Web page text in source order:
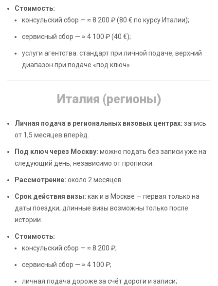
Стоимость:
консульский сбор — ≈ 8 200 ₽ (80 € по курсу Италии);
сервисный сбор — ≈ 4 100 ₽ (40 €);
услуги агентства: стандарт при личной подаче, верхний
диапазон при подаче «под ключ».
Италия (регионы)
Личная подача в региональных визовых центрах: запись
от 1,5 месяцев вперёд.
Под ключ через Москву: можно подать без записи уже на
следующий день, независимо от прописки.
Рассмотрение: около 2 месяцев.
Срок действия визы: как и в Москве — первая только на
даты поездки; длинные визы возможны только после
истории.
Стоимость:
консульский сбор — ≈ 8 200 ₽;
сервисный сбор — ≈ 4 100 ₽;
личная подача дороже за счёт дороги и записи;